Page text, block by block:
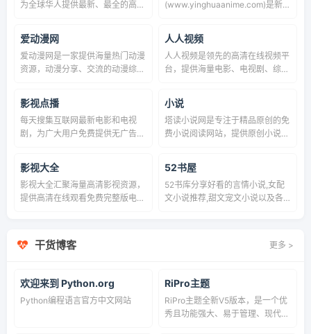
为全球华人提供最新、最全的高清
盖大陆、港台、欧美等热门影视内
容，支持多线路流畅播放与高速下
载。2026年最新大片持续更新，
打造极致的中文影视视听体验
(www.yinghuaanime.com)是新一
们提供最新日本动漫、国产动漫、
欧美漫的高清在线观看。拒绝卡
顿，每日及时更新番剧，致力于为
漫迷提供最纯净、最流畅的樱花动
爱动漫网
爱动漫网是一家提供海量热门动漫
资源，动漫分享、交流的动漫综合
下载、国产动漫、新番动漫、最新
动漫、我们自立于为动漫迷们提供
全网最好看的动漫。
人人视频
人人视频是领先的高清在线视频平
台，提供海量电影、电视剧、综
畅播放，随时随地享受视听盛宴。
影视点播
每天搜集互联网最新电影和电视
剧，为广大用户免费提供无广告在
录最新、最热、最全的电影大片,
高清正版免费看
小说
塔读小说网是专注于精品原创的免
费小说阅读网站，提供原创小说完
类型包含：脑洞小说、玄幻小说、
仙侠小说、武侠小说、网游小说、
都市小说、历史小说、科幻小说、
穿越小说、系统流小说、军事小
影视大全
影视大全汇聚海量高清影视资源，
提供高清在线观看免费完整版电
无广告流畅播放，打造优质免费影
视观看体验。
52书屋
52书库分享好看的言情小说,女配
文小说推荐,甜文宠文小说以及各
干货博客 更多 >
欢迎来到 Python.org
Python编程语言官方中文网站
RiPro主题
RiPro主题全新V5版本，是一个优
秀且功能强大、易于管理、现代化